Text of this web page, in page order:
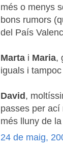
més o menys
bons rumors
del País
Marta i Maria,
iguals i
David ,
passes per
més lluny de
24 de maig,